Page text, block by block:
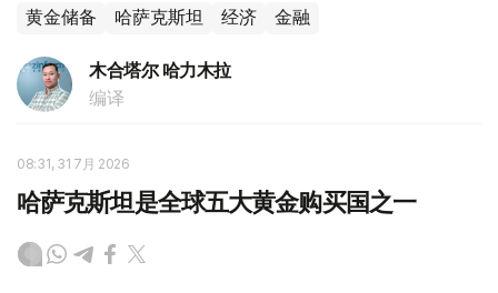
黄金储备 哈萨克斯坦 经济 金融
木合塔尔 哈力木拉
编译
08:31, 31 7月 2026
哈萨克斯坦是全球五大黄金购买国之一